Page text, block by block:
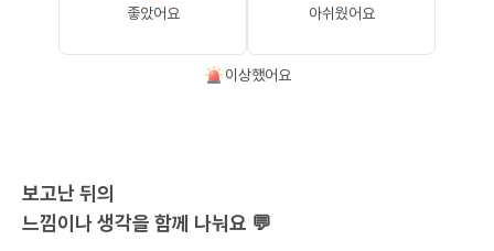
좋았어요 아쉬웠어요
이상했어요
보고난 뒤의
느낌이나 생각을 함께 나눠요 💬